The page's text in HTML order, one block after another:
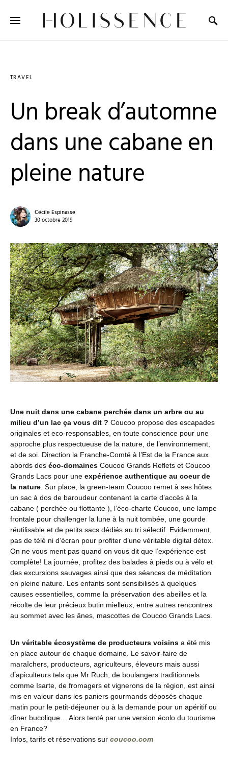
TRAVEL
Un break d’automne
dans une cabane en
pleine nature
Cécile Espinasse
30 octobre 2019
Une nuit dans une cabane perchée dans un arbre ou au
milieu d’un lac ça vous dit ? Coucoo propose des escapades
originales et eco-responsables, en toute conscience pour une
approche plus respectueuse de la nature, de l’environnement,
et de soi. Direction la Franche-Comté à l’Est de la France aux
abords des éco-domaines Coucoo Grands Reflets et Coucoo
Grands Lacs pour une expérience authentique au coeur de
la nature . Sur place, la green-team Coucoo remet à ses hôtes
un sac à dos de baroudeur contenant la carte d’accès à la
cabane ( perchée ou flottante ), l’éco-charte Coucoo, une lampe
frontale pour challenger la lune à la nuit tombée, une gourde
réutilisable et de petits sacs dédiés au tri sélectif. Evidemment,
pas de télé ni d’écran pour profiter d’une véritable digital détox.
On ne vous ment pas quand on vous dit que l’expérience est
complète! La journée, profitez des balades à pieds ou à vélo et
des excursions sauvages ainsi que des séances de méditation
en pleine nature. Les enfants sont sensibilisés à quelques
causes essentielles, comme la préservation des abeilles et la
récolte de leur précieux butin mielleux, entre autres rencontres
au sommet avec les ânes, mascottes de Coucoo Grands Lacs.
Un véritable écosystème de producteurs voisins a été mis
en place autour de chaque domaine. Le savoir-faire de
maraîchers, producteurs, agriculteurs, éleveurs mais aussi
d’apiculteurs tels que Mr Ruch, de boulangers traditionnels
comme Isarte, de fromagers et vignerons de la région, est ainsi
mis en valeur dans les paniers gourmands déposés chaque
matin pour le petit-déjeuner ou à la demande pour un apéritif ou
dîner bucolique… Alors tenté par une version écolo du tourisme
en France?
Infos, tarifs et réservations sur coucoo.com